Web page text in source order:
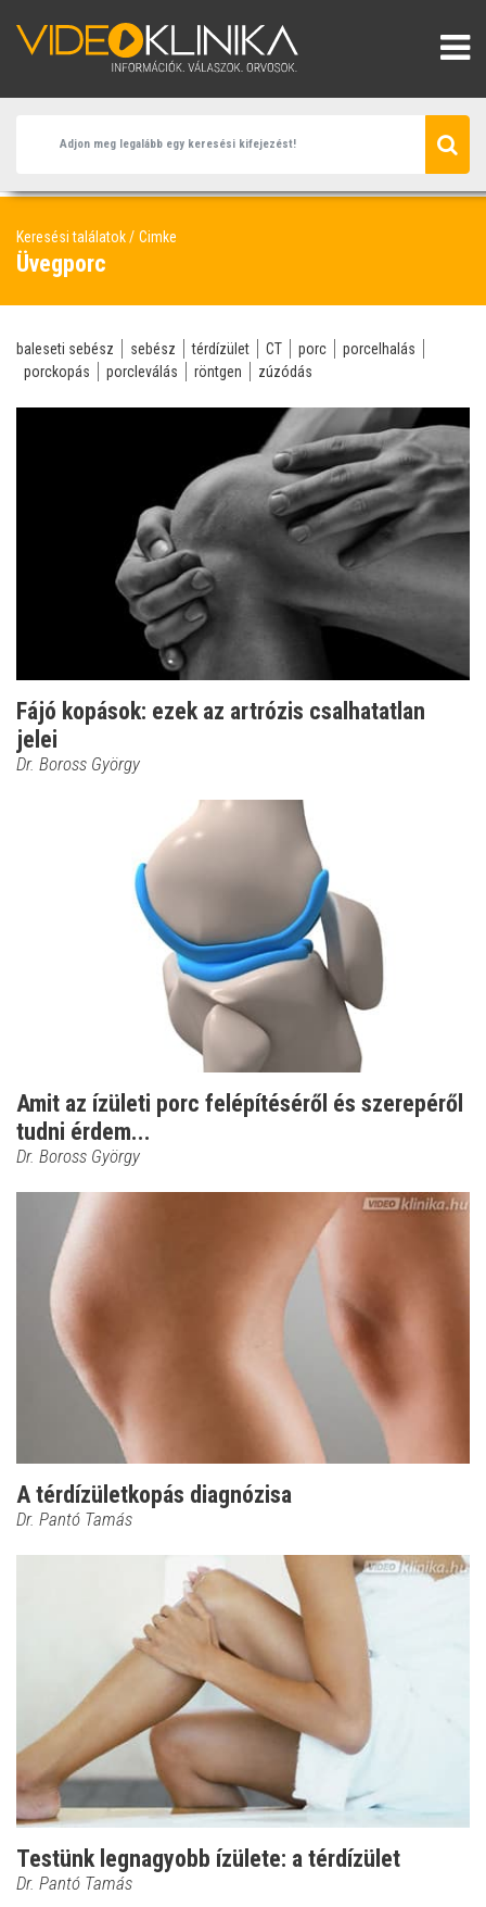
Keresési találatok Cimke
Üvegporc
baleseti sebész sebész térdízület CT porc
porcelhalás
porckopás
porcleválás röntgen zúzódás
Fájó kopások: ezek az artrózis csalhatatlan
jelei
Dr. Boross György
Amit az ízületi porc felépítéséről és szerepéről
tudni érdem...
Dr. Boross György
A térdízületkopás diagnózisa
Dr. Pantó Tamás
Testünk legnagyobb ízülete: a térdízület
Dr. Pantó Tamás